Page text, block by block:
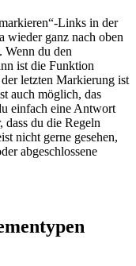
Links in der
wieder ganz nach oben
Wenn du den
ist die Funktion
letzten Markierung ist
auch möglich, das
einfach eine Antwort
dass du die Regeln
nicht gerne gesehen,
abgeschlossene